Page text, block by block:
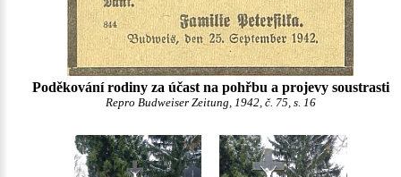
Poděkování rodiny za účast na pohřbu a projevy soustrasti
Repro Budweiser Zeitung, 1942, č. 75, s. 16